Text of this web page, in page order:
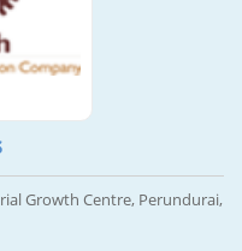
Growth Centre, Perundurai,